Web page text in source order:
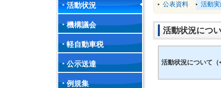
活動状況
機構議会
軽自動車税
公示送達
例規集
公表資料 活動
活動状況につ
活動状況について